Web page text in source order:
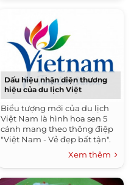
Dấu hiệu nhận diện thương
hiệu của du lịch Việt
Biểu tượng mới của du lịch
Việt Nam là hình hoa sen 5
cánh mang theo thông điệp
"Việt Nam - Vẻ đẹp bất tận".
Xem thêm